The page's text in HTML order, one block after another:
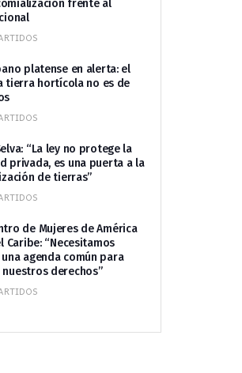
frente al
platense en alerta: el
tierra hortícola no es de
“La ley no protege la
privada, es una puerta a la
de tierras”
de Mujeres de América
Caribe: “Necesitamos
agenda común para
derechos”